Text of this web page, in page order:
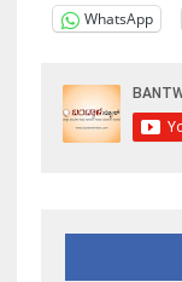
WhatsApp